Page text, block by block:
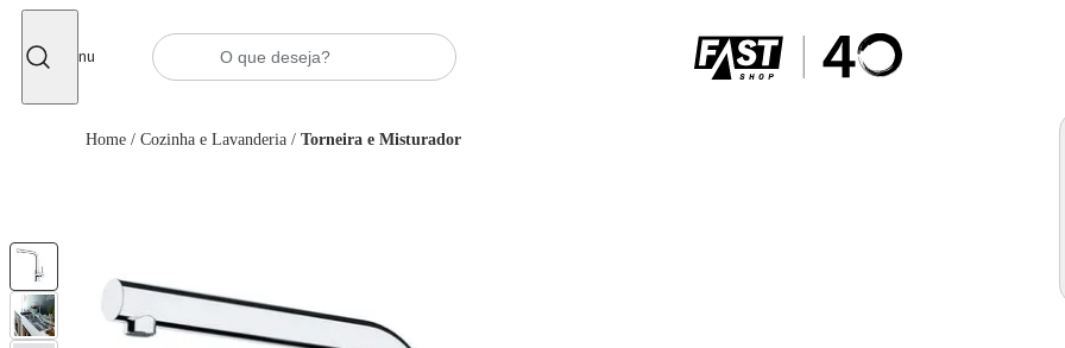
Menu
Home / Cozinha e Lavanderia / Torneira e Misturador